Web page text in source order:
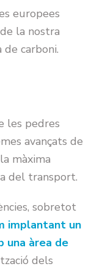
europees
la nostra
carboni.
les pedres
avançats de
màxima
del transport.
sobretot
implantant un
una àrea de
dels